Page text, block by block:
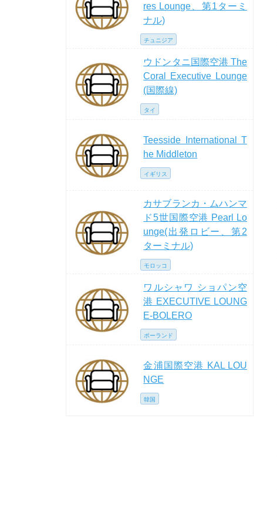
res Lounge、第1ターミ
ナル)
チュニジア
ウドンタニ国際空港 The
Coral Executive Lounge
(国際線)
タイ
Teesside International T
he Middleton
イギリス
カサブランカ・ムハンマ
ド5世国際空港 Pearl Lo
unge(出発ロビー、第2
ターミナル)
モロッコ
ワルシャワ ショパン空
港 EXECUTIVE LOUNG
E-BOLERO
ポーランド
金浦国際空港 KAL LOU
NGE
韓国